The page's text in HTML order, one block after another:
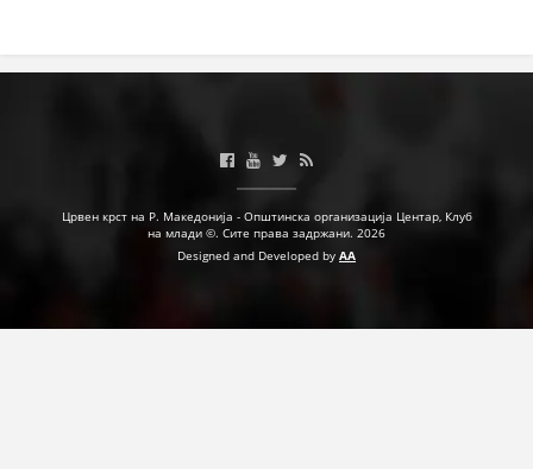
ПРИРАЧНИЦИ
Црвен крст на Р. Македонија - Општинска организација Центар, Клуб
на млади ©. Сите права задржани. 2026
Designed and Developed by AA